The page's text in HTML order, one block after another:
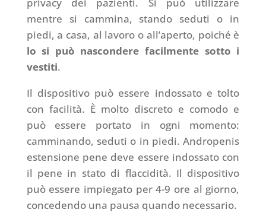
mentre si cammina, stando seduti o in
piedi, a casa, al lavoro o all’aperto, poiché è
lo si può nascondere facilmente sotto i
vestiti.
Il dispositivo può essere indossato e tolto
con facilità. È molto discreto e comodo e
può essere portato in ogni momento:
camminando, seduti o in piedi. Andropenis
estensione pene deve essere indossato con
il pene in stato di flaccidità. Il dispositivo
può essere impiegato per 4-9 ore al giorno,
concedendo una pausa quando necessario.